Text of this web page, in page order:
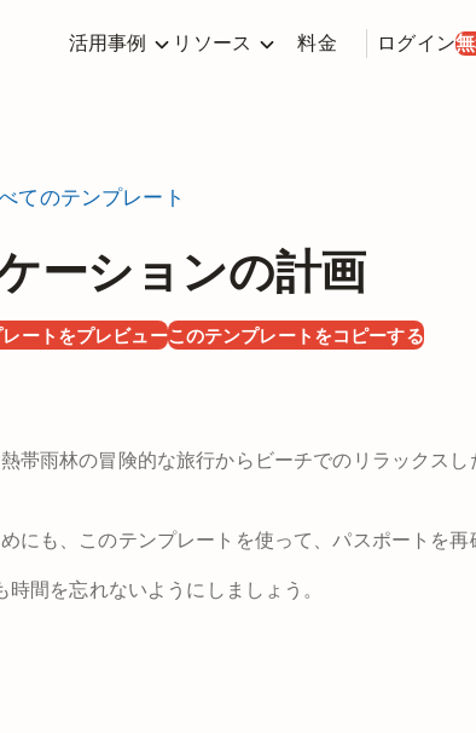
活用事例 リソース 料金 ログイン
てのテンプレート
ーションの計画
ートをプレビューこのテンプレートをコピーする
帯雨林の冒険的な旅行からビーチでのリラックス
にも、このテンプレートを使って、パスポートを
間を忘れないようにしましょう。